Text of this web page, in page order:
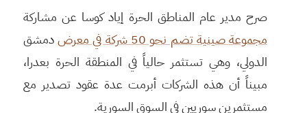
صرح مدير عام المناطق الحرة إياد كوسا عن مشاركة
مجموعة صينية تضم نحو 50 شركة في معرض
دمشق
الدولي، وهي تستثمر حالياً في المنطقة الحرة بعدرا،
مبيناً أن هذه الشركات أبرمت عدة عقود تصدير مع
مستثمرين سوريين في السوق السورية.